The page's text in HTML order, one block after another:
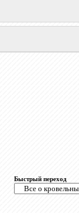
Быстрый переход